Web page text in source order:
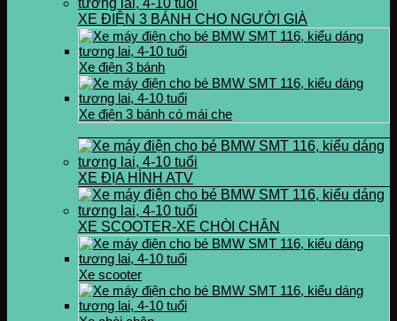
XE ĐIỆN 3 BÁNH CHO NGƯỜI GIÀ
Xe điện 3 bánh
Xe điện 3 bánh có mái che
XE ĐỊA HÌNH ATV
XE SCOOTER-XE CHÒI CHÂN
Xe scooter